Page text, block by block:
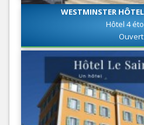
WESTMINSTER
Hôtel 4
Ouvert